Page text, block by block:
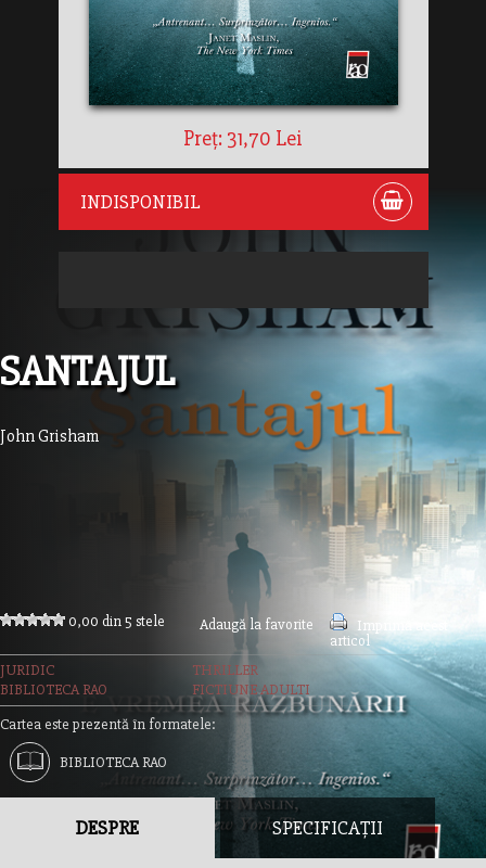
Preț: 31,70 Lei
INDISPONIBIL
SANTAJUL
John Grisham
0,00 din 5 stele Adaugă la favorite
Imprimă acest
articol
JURIDIC
THRILLER
BIBLIOTECA RAO
FICTIUNE ADULTI
Cartea este prezentă în formatele:
BIBLIOTECA RAO
DESPRE SPECIFICAȚII